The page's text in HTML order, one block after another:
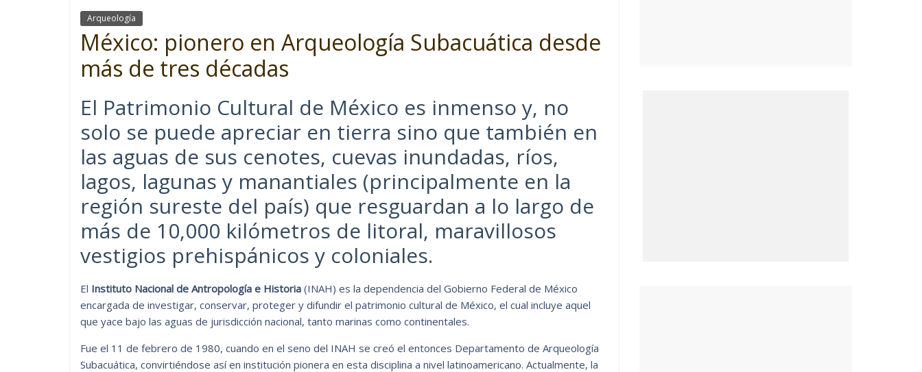
Arqueología
México: pionero en Arqueología Subacuática desde
más de tres décadas
El Patrimonio Cultural de México es inmenso y, no
solo se puede apreciar en tierra sino que también en
las aguas de sus cenotes, cuevas inundadas, ríos,
lagos, lagunas y manantiales (principalmente en la
región sureste del país) que resguardan a lo largo de
más de 10,000 kilómetros de litoral, maravillosos
vestigios prehispánicos y coloniales.
El Instituto Nacional de Antropología e Historia (INAH) es la dependencia del Gobierno Federal de México
encargada de investigar, conservar, proteger y difundir el patrimonio cultural de México, el cual incluye aquel
que yace bajo las aguas de jurisdicción nacional, tanto marinas como continentales.
Fue el 11 de febrero de 1980, cuando en el seno del INAH se creó el entonces Departamento de Arqueología
Subacuática, convirtiéndose así en institución pionera en esta disciplina a nivel latinoamericano. Actualmente, la